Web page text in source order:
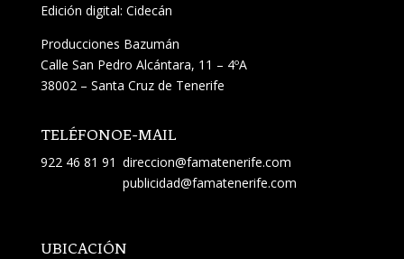
Edición digital: Cidecán
Producciones Bazumán
Calle San Pedro Alcántara, 11 – 4ºA
38002 – Santa Cruz de Tenerife
TELÉFONO
922 46 81 91
E-MAIL
direccion@famatenerife.com
publicidad@famatenerife.com
UBICACIÓN